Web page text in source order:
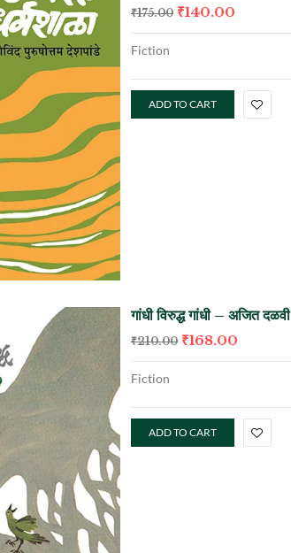
₹175.00 ₹140.00
Fiction
ADD TO CART
गांधी विरुद्ध गांधी – अजित दळवी
₹210.00 ₹168.00
Fiction
ADD TO CART